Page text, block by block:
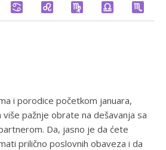
i porodice početkom januara,
pažnje obrate na dešavanja sa
Da, jasno je da ćete
prilično poslovnih obaveza i da